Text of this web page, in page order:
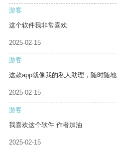
游客
这个软件我非常喜欢
2025-02-15
游客
这款app就像我的私人助理，随时随地
2025-02-15
游客
我喜欢这个软件 作者加油
2025-02-15